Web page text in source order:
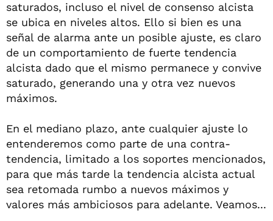
saturados, incluso el nivel de consenso alcista
se ubica en niveles altos. Ello si bien es una
señal de alarma ante un posible ajuste, es claro
de un comportamiento de fuerte tendencia
alcista dado que el mismo permanece y convive
saturado, generando una y otra vez nuevos
máximos.
En el mediano plazo, ante cualquier ajuste lo
entenderemos como parte de una contra-
tendencia, limitado a los soportes mencionados,
para que más tarde la tendencia alcista actual
sea retomada rumbo a nuevos máximos y
valores más ambiciosos para adelante. Veamos...